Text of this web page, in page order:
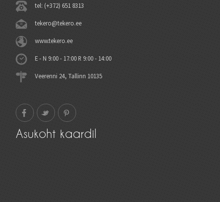
tel: (+372) 651 8313
tekero@tekero.ee
www.tekero.ee
E - N 9:00 - 17:00 R 9:00 - 14:00
Veerenni 24, Tallinn 10135
Asukoht kaardil